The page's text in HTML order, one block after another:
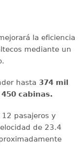
la eficiencia
mediante un
hasta 374 mil
450 cabinas.
pasajeros y
de 23.4